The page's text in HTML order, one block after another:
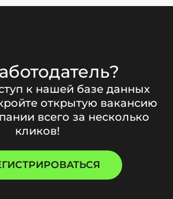
к нашей базе данных
открытую вакансию
всего за несколько
кликов!